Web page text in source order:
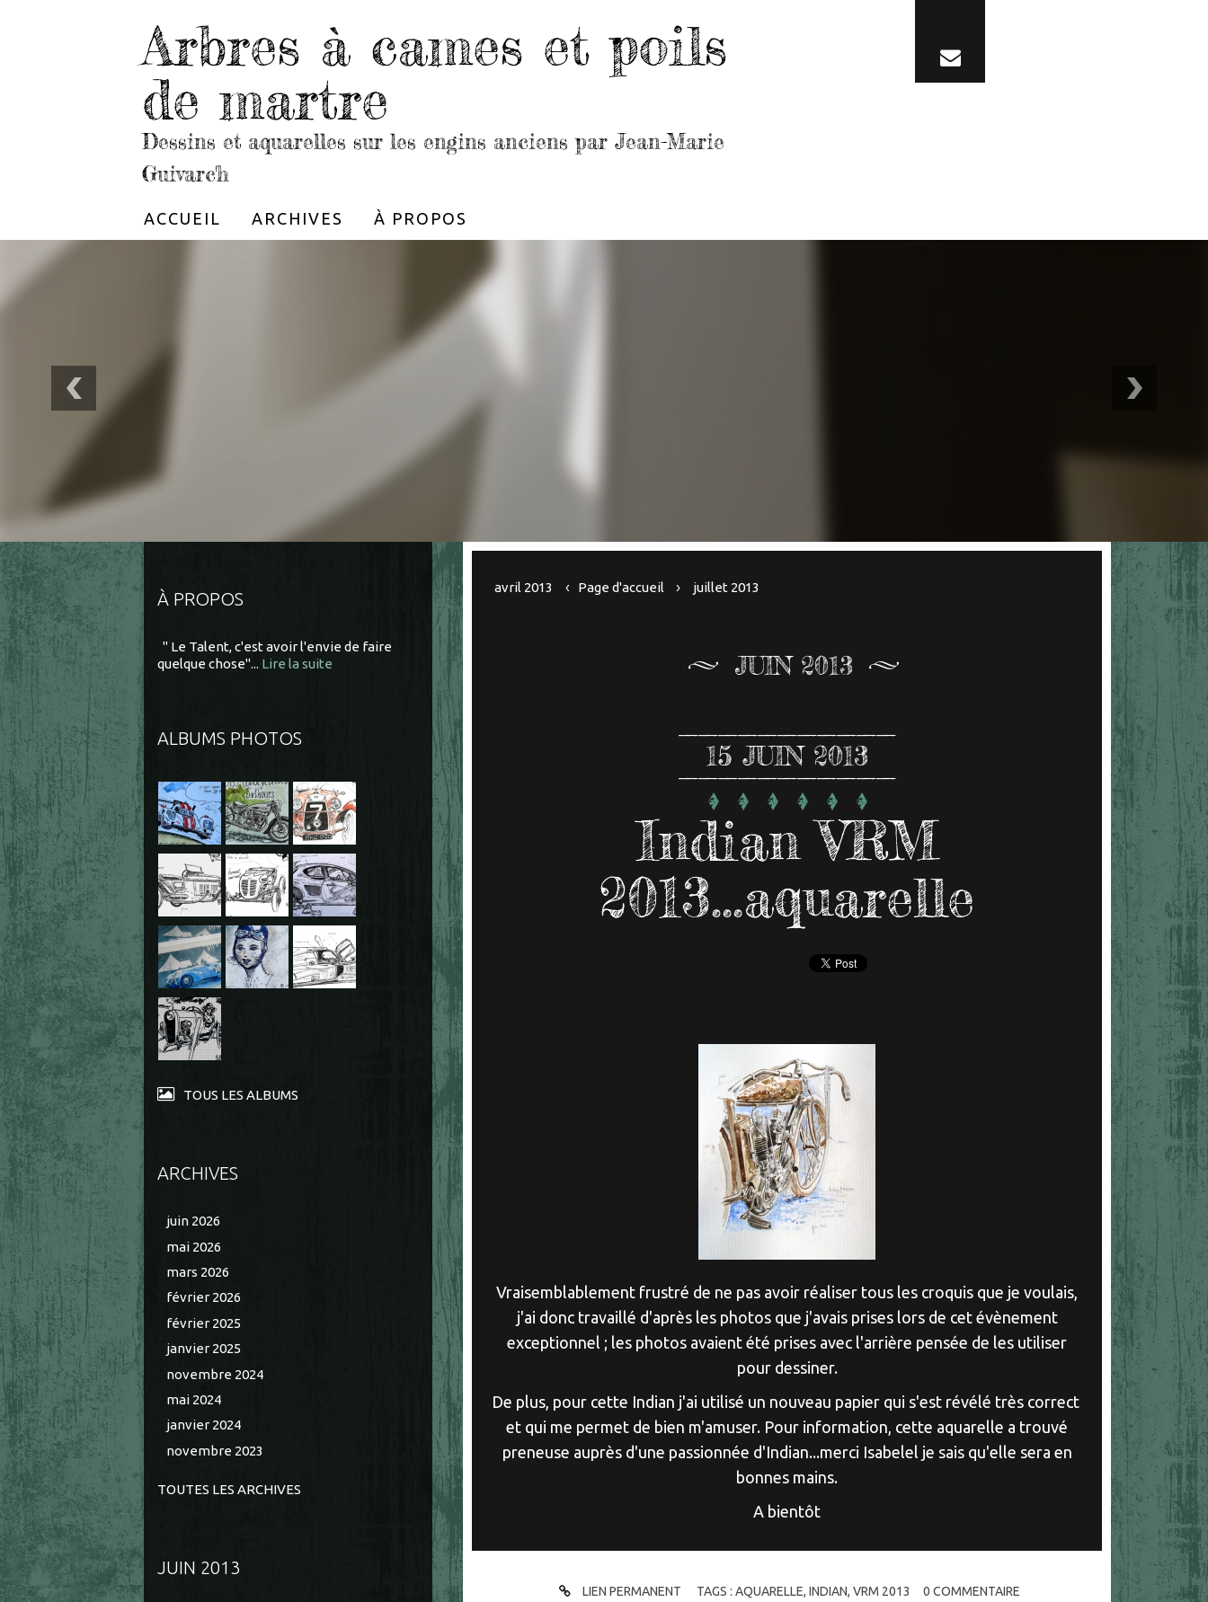
Arbres à cames et poils
de martre
Dessins et aquarelles sur les engins anciens par Jean-Marie
Guivarc'h
ACCUEIL ARCHIVES À PROPOS
À PROPOS
" Le Talent, c'est avoir l'envie de faire
quelque chose"... Lire la suite
ALBUMS PHOTOS
TOUS LES ALBUMS
ARCHIVES
juin 2026
mai 2026
mars 2026
février 2026
février 2025
janvier 2025
novembre 2024
mai 2024
janvier 2024
novembre 2023
TOUTES LES ARCHIVES
JUIN 2013
avril 2013 Page d'accueil juillet 2013
JUIN 2013
15 JUIN 2013
Indian VRM
2013...aquarelle
Vraisemblablement frustré de ne pas avoir réaliser tous les croquis que je voulais,
j'ai donc travaillé d'après les photos que j'avais prises lors de cet évènement
exceptionnel ; les photos avaient été prises avec l'arrière pensée de les utiliser
pour dessiner.
De plus, pour cette Indian j'ai utilisé un nouveau papier qui s'est révélé très correct
et qui me permet de bien m'amuser. Pour information, cette aquarelle a trouvé
preneuse auprès d'une passionnée d'Indian...merci Isabelel je sais qu'elle sera en
bonnes mains.
A bientôt
LIEN PERMANENT TAGS :AQUARELLE,INDIAN,VRM 2013 0 COMMENTAIRE